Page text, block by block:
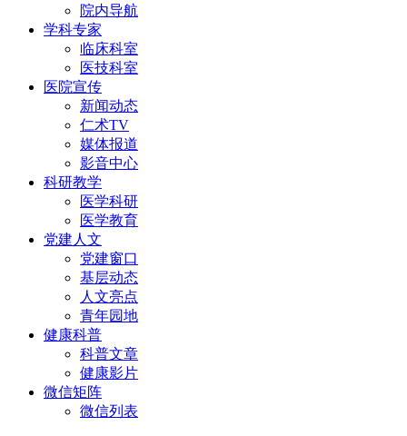
院内导航
学科专家
临床科室
医技科室
医院宣传
新闻动态
仁术TV
媒体报道
影音中心
科研教学
医学科研
医学教育
党建人文
党建窗口
基层动态
人文亮点
青年园地
健康科普
科普文章
健康影片
微信矩阵
微信列表